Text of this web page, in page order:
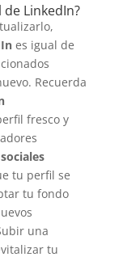
LinkedIn?
es igual de
Recuerda
fresco y
tu perfil se
tu fondo
una
tu